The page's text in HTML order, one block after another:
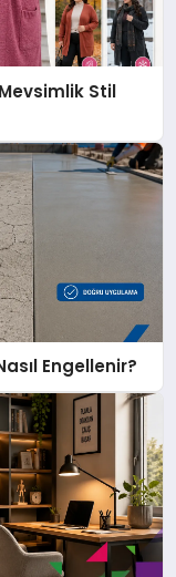
Stil
Engellenir?